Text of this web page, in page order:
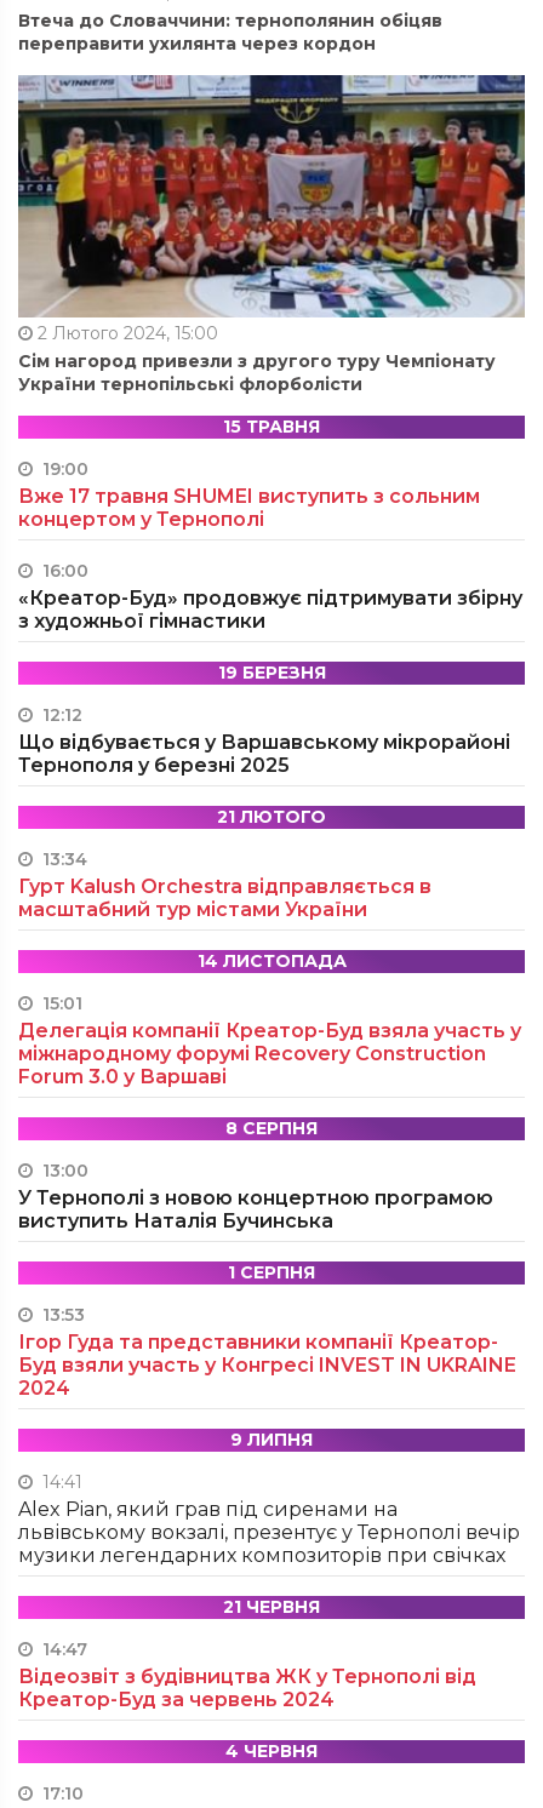
Втеча до Словаччини: тернополянин обіцяв
переправити ухилянта через кордон
2 Лютого 2024, 15:00
Сім нагород привезли з другого туру Чемпіонату
України тернопільські флорболісти
15 ТРАВНЯ
19:00
Вже 17 травня SHUMEI виступить з сольним
концертом у Тернополі
16:00
«Креатор-Буд» продовжує підтримувати збірну
з художньої гімнастики
19 БЕРЕЗНЯ
12:12
Що відбувається у Варшавському мікрорайоні
Тернополя у березні 2025
21 ЛЮТОГО
13:34
Гурт Kalush Orchestra відправляється в
масштабний тур містами України
14 ЛИСТОПАДА
15:01
Делегація компанії Креатор-Буд взяла участь у
міжнародному форумі Recovery Construction
Forum 3.0 у Варшаві
8 СЕРПНЯ
13:00
У Тернополі з новою концертною програмою
виступить Наталія Бучинська
1 СЕРПНЯ
13:53
Ігор Гуда та представники компанії Креатор-
Буд взяли участь у Конгресі INVEST IN UKRAINE
2024
9 ЛИПНЯ
14:41
Alex Pian, який грав під сиренами на
львівському вокзалі, презентує у Тернополі вечір
музики легендарних композиторів при свічках
21 ЧЕРВНЯ
14:47
Відеозвіт з будівництва ЖК у Тернополі від
Креатор-Буд за червень 2024
4 ЧЕРВНЯ
17:10